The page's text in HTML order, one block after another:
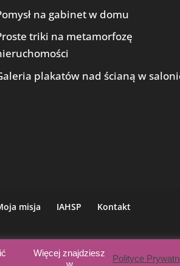
na gabinet w domu
triki na metamorfozę
plakatów nad ścianą w
misja IAHSP Kontakt
Więcej znajdziesz
Polityce